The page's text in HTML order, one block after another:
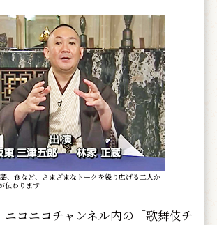
、食など、さまざまなトークを繰り広げる二人か
伝わります
コニコチャンネル内の「歌舞伎チ